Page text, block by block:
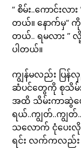
“ စိမ်း..ကောင်းလာ
တယ်။ နောက်မှ“ ကို..ပ
တယ်.. ရမလား ”
ပါတယ်။
ကျွန်မလည်း ပြန်
ဆံပင်တွေကို စုသိမ်း
အထိ သိမ်းကာဆွဲပေ
ရယ်..ကျွတ်..ကျွတ်..
သလောက် ငုံပေး
ရင်း လက်ကလည်း